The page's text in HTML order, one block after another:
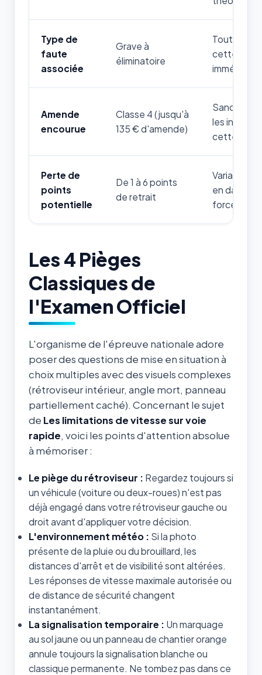
Type de
faute
associée
Grave à
éliminatoire
Toute
cette
Amende
encourue
Classe 4 (jusqu'à
135 € d'amende)
Sanction
les
cette
Perte de
points
potentielle
De 1 à 6 points
de retrait
Variable
en danger
forces de
Les 4 Pièges
Classiques de
l'Examen Officiel
L'organisme de l'épreuve nationale adore
poser des questions de mise en situation à
choix multiples avec des visuels complexes
(rétroviseur intérieur, angle mort, panneau
partiellement caché). Concernant le sujet
de Les limitations de vitesse sur voie
rapide, voici les points d'attention absolue
à mémoriser :
Le piège du rétroviseur : Regardez toujours si
un véhicule (voiture ou deux-roues) n'est pas
déjà engagé dans votre rétroviseur gauche ou
droit avant d'appliquer votre décision.
L'environnement météo : Si la photo
présente de la pluie ou du brouillard, les
distances d'arrêt et de visibilité sont altérées.
Les réponses de vitesse maximale autorisée ou
de distance de sécurité changent
instantanément.
La signalisation temporaire : Un marquage
au sol jaune ou un panneau de chantier orange
annule toujours la signalisation blanche ou
classique permanente. Ne tombez pas dans ce